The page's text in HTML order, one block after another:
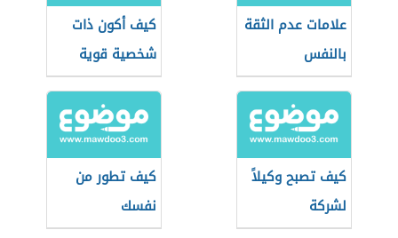
علامات عدم الثقة
بالنفس
كيف أكون ذات
شخصية قوية
ومؤثرة
كيف تصبح وكيلاً
لشركة
كيف تطور من
نفسك